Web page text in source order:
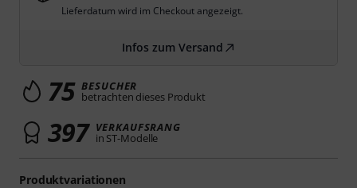
Produktvariationen
Lieferdatum wird im Checkout angezeigt.
Infos zum Versand
75 BESUCHER
betrachten dieses Produkt
397 VERKAUFSRANG
in ST-Modelle